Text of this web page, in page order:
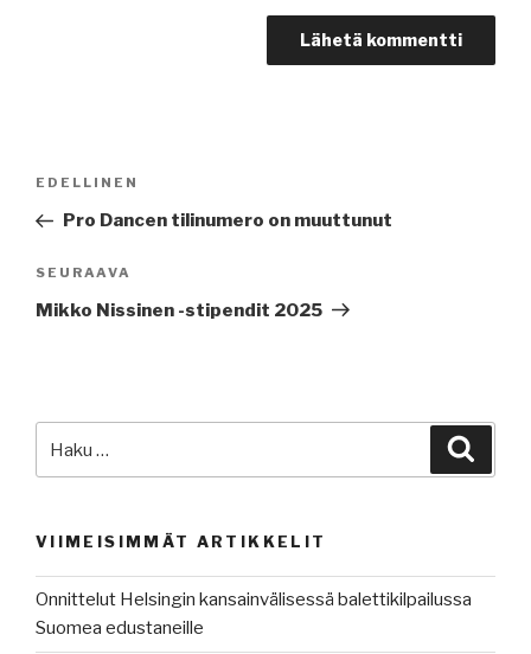
Edellinen
artikkeli
EDELLINEN
Pro Dancen tilinumero on muuttunut
Seuraava
artikkeli
SEURAAVA
Mikko Nissinen -stipendit 2025
VIIMEISIMMÄT ARTIKKELIT
Onnittelut Helsingin kansainvälisessä balettikilpailussa
Suomea edustaneille